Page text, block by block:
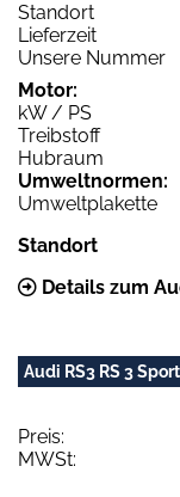
Standort
Lieferzeit
Unsere Nummer
Motor:
kW / PS
Treibstoff
Hubraum
Umweltnormen:
Umweltplakette
Standort
Details zum
Audi RS3 RS 3
Preis:
MWSt: